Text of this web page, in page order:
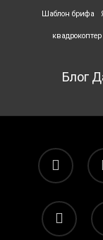
Шаблон брифа
квадрокоптер
Блог
facebook
vk yelp